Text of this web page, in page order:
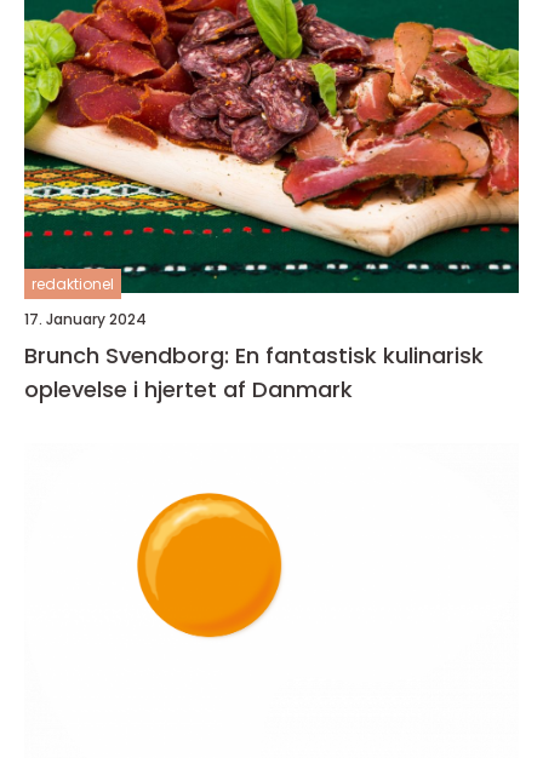
redaktionel
17. January 2024
Brunch Svendborg: En fantastisk kulinarisk
oplevelse i hjertet af Danmark